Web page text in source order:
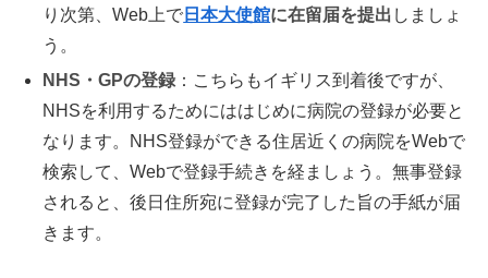
り次第、Web上で 日本大使館に在留届を提出 しましょ
う。
NHS・GPの登録 ：こちらもイギリス到着後ですが、
NHSを利用するためにははじめに病院の登録が必要と
なります。NHS登録ができる住居近くの病院をWebで
検索して、Webで登録手続きを経ましょう。無事登録
されると、後日住所宛に登録が完了した旨の手紙が届
きます。